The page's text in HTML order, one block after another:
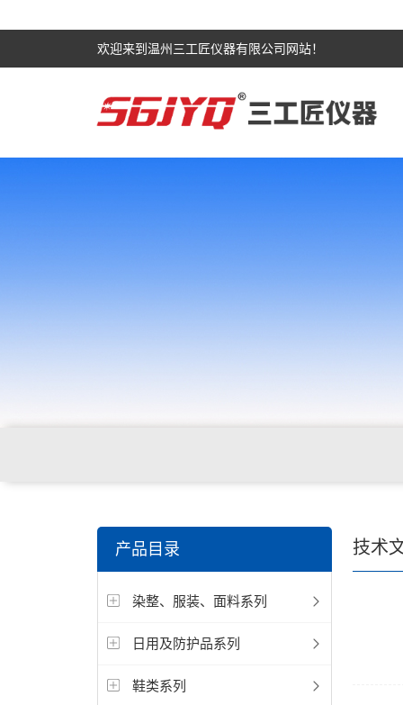
欢迎来到温州三工匠仪器有限公司网站！
电缆，包装材料，箱包等行业
产品目录
染整、服装、面料系列
日用及防护品系列
鞋类系列
技术